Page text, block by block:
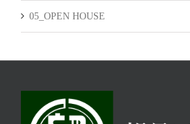
05_OPEN HOUSE